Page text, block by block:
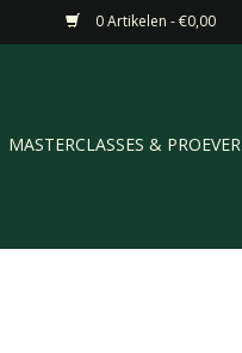
0 Artikelen - €0,00
MASTERCLASSES &